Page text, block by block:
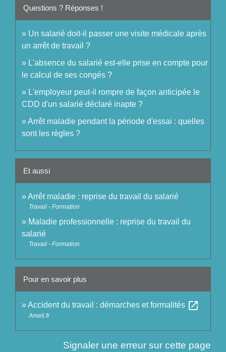
Questions ? Réponses !
Un salarié doit-il passer une visite médicale après
un arrêt de travail ?
L'absence du salarié est-elle prise en compte pour
le calcul de ses congés ?
L'employeur peut-il rompre de façon anticipée le
CDD d'un salarié déclaré inapte ?
Arrêt maladie pendant la période d'essai : quelles
sont les règles ?
Et aussi
Arrêt maladie : reprise du travail du salarié
Travail - Formation
Maladie professionnelle : reprise du travail du
salarié
Travail - Formation
Pour en savoir plus
Accident du travail : démarches et formalités open_in_new
Ameli.fr
Signaler une erreur sur cette page